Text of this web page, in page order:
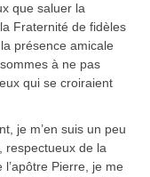
que saluer la
Fraternité de fidèles
présence amicale
à ne pas
qui se croiraient
je m’en suis un peu
respectueux de la
Pierre, je me